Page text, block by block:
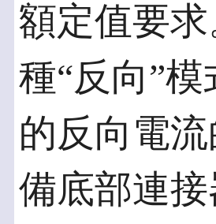
額定值要
種“反向”
的反向電
備底部連